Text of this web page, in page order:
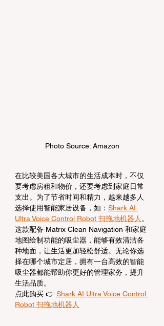
Photo Source: Amazon
在比较美国各大城市的生活成本时，不仅
要考虑房租和物价，还要考虑到家庭日常
支出。为了节省时间和精力，越来越多人
选择使用智能家居设备，如： Shark AI
Ultra Voice Control Robot 扫拖地机器人。
这款配备 Matrix Clean Navigation 和家庭
地图绘制功能的吸尘器，能够有效清洁各
种地面，让生活更加轻松舒适。无论你选
择在哪个城市定居，拥有一台高效的智能
吸尘器都能帮助你更好的管理家务，提升
生活品质。
点此购买 👉 Shark AI Ultra Voice Control
Robot 扫拖地机器人